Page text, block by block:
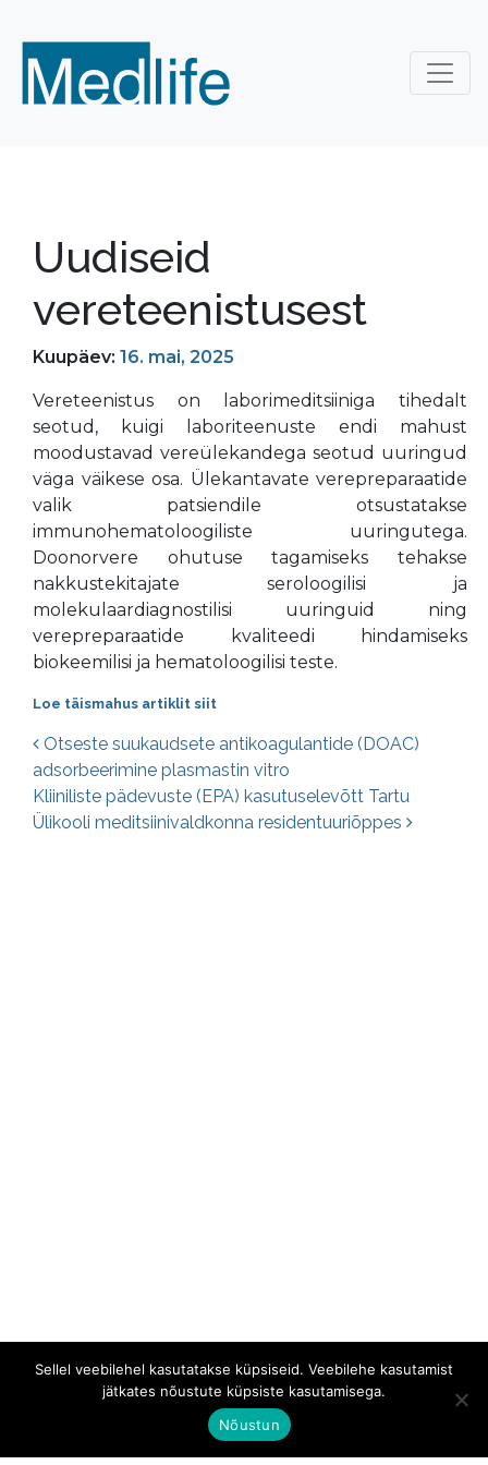
Uudiseid
vereteenistusest
Kuupäev: 16. mai, 2025
Vereteenistus on laborimeditsiiniga tihedalt
seotud, kuigi laboriteenuste endi mahust
moodustavad vereülekandega seotud uuringud
väga väikese osa. Ülekantavate verepreparaatide
valik patsiendile otsustatakse
immunohematoloogiliste uuringutega.
Doonorvere ohutuse tagamiseks tehakse
nakkustekitajate seroloogilisi ja
molekulaardiagnostilisi uuringuid ning
verepreparaatide kvaliteedi hindamiseks
biokeemilisi ja hematoloogilisi teste.
Loe täismahus artiklit siit
Postituste navigatsioon
Otseste suukaudsete antikoagulantide (DOAC)
adsorbeerimine plasmastin vitro
Kliiniliste pädevuste (EPA) kasutuselevõtt Tartu
Ülikooli meditsiinivaldkonna residentuuriõppes
Sellel veebilehel kasutatakse küpsiseid. Veebilehe kasutamist
jätkates nõustute küpsiste kasutamisega.
Nõustun